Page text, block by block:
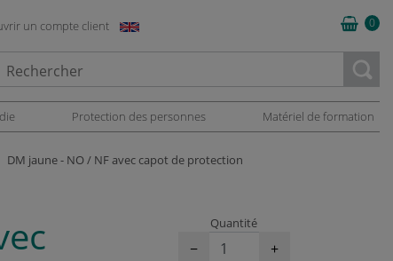
un compte client 0
Protection des personnes Matériel de formation
DM jaune - NO / NF avec capot de protection
Quantité
− +